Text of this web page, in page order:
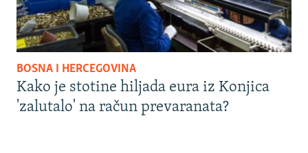
BOSNA I HERCEGOVINA
Kako je stotine hiljada eura iz Konjica
'zalutalo' na račun prevaranata?